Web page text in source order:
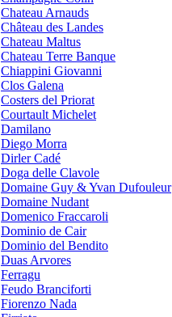
Chateau Arnauds
Château des Landes
Chateau Maltus
Chateau Terre Banque
Chiappini Giovanni
Clos Galena
Costers del Priorat
Courtault Michelet
Damilano
Diego Morra
Dirler Cadé
Doga delle Clavole
Domaine Guy & Yvan Dufouleur
Domaine Nudant
Domenico Fraccaroli
Dominio de Cair
Dominio del Bendito
Duas Arvores
Ferragu
Feudo Branciforti
Fiorenzo Nada